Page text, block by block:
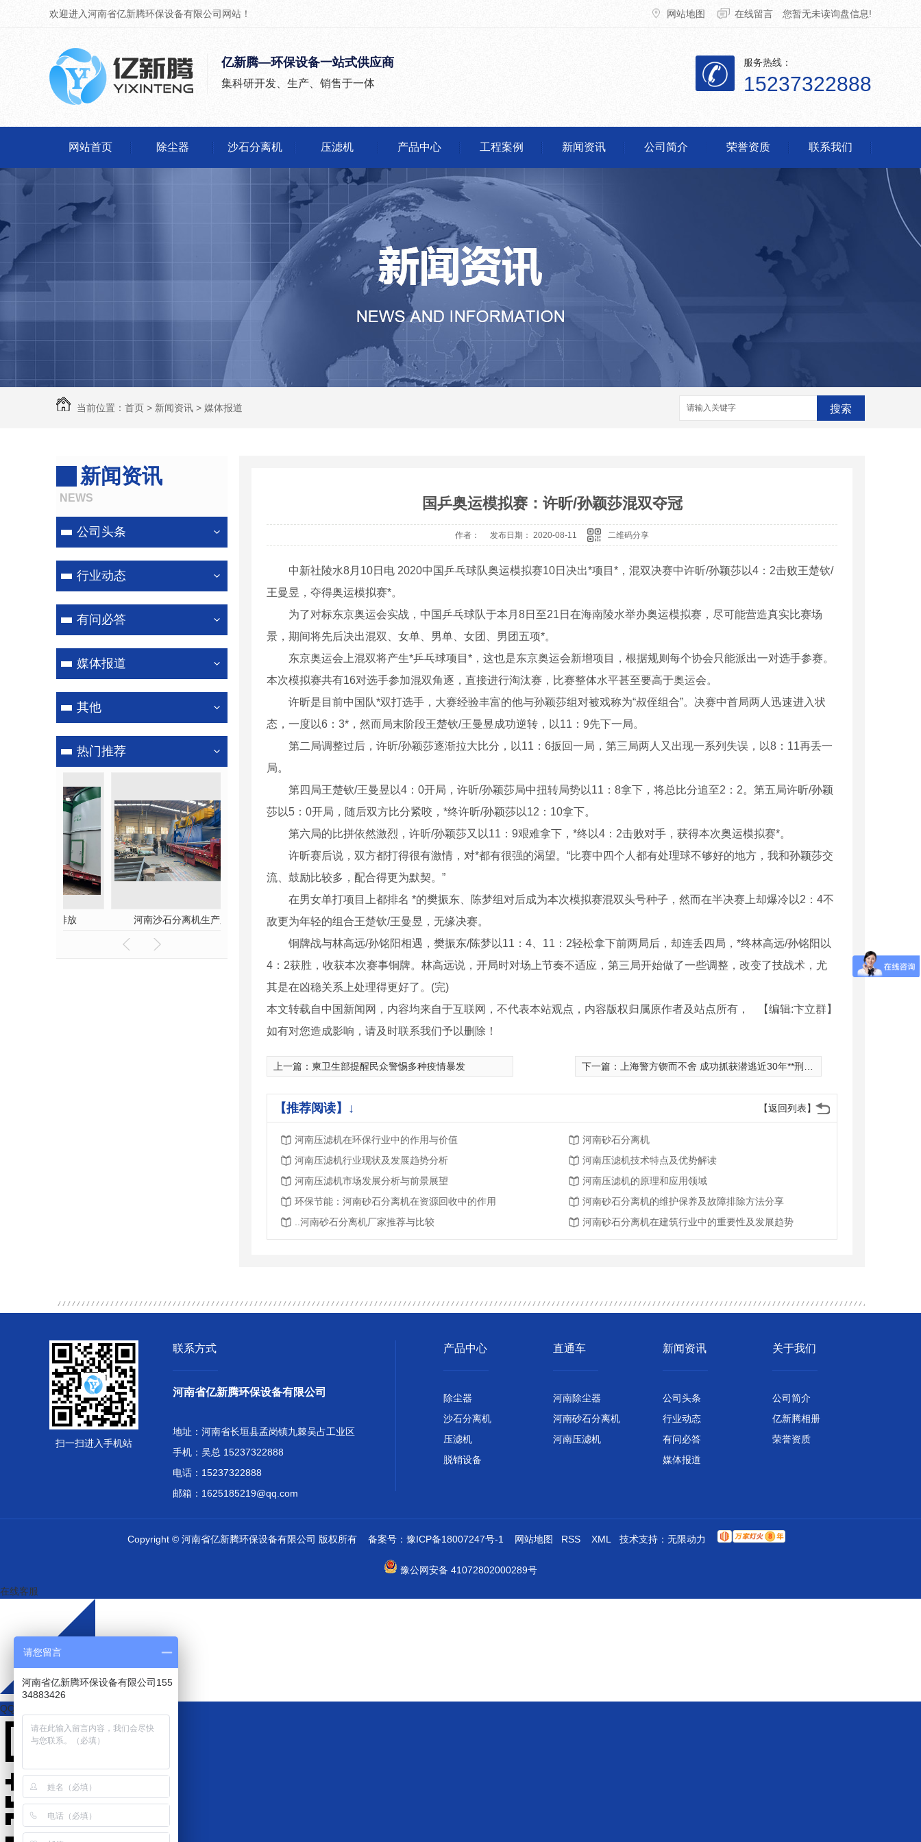
欢迎进入河南省亿新腾环保设备有限公司网站！ 您暂无未读询盘信息!
网站地图 在线留言
亿新腾—环保设备一站式供应商
集科研开发、生产、销售于一体
服务热线：
15237322888
网站首页 除尘器 沙石分离机 压滤机 产品中心
河南锅炉除尘器
河南除尘器
河南沙石分离机生产厂家
河南震动砂石分离机
河南砂石分离机价格
河南压滤机
河南脱销设备
洗轮机
工程案例 新闻资讯
行业动态
有问必答
媒体报道
公司简介 荣誉资质 联系我们
当前位置： 首页 > 新闻资讯 > 媒体报道 搜索
新闻资讯
NEWS
公司头条
行业动态
有问必答
媒体报道
其他
热门推荐
河南沙石分离机生产厂家 河南龙门洗车机生产厂家 除尘器
国乒奥运模拟赛：许昕/孙颖莎混双夺冠
作者： 发布日期： 2020-08-11 二维码分享
中新社陵水8月10日电 2020中国乒乓球队奥运模拟赛10日决出*项目*，混双决赛中许昕/孙颖莎以4：2击败王楚钦/
王曼昱，夺得奥运模拟赛*。
为了对标东京奥运会实战，中国乒乓球队于本月8日至21日在海南陵水举办奥运模拟赛，尽可能营造真实比赛场
景，期间将先后决出混双、女单、男单、女团、男团五项*。
东京奥运会上混双将产生*乒乓球项目*，这也是东京奥运会新增项目，根据规则每个协会只能派出一对选手参赛。
本次模拟赛共有16对选手参加混双角逐，直接进行淘汰赛，比赛整体水平甚至要高于奥运会。
许昕是目前中国队*双打选手，大赛经验丰富的他与孙颖莎组对被戏称为“叔侄组合”。决赛中首局两人迅速进入状
态，一度以6：3*，然而局末阶段王楚钦/王曼昱成功逆转，以11：9先下一局。
第二局调整过后，许昕/孙颖莎逐渐拉大比分，以11：6扳回一局，第三局两人又出现一系列失误，以8：11再丢一
局。
第四局王楚钦/王曼昱以4：0开局，许昕/孙颖莎局中扭转局势以11：8拿下，将总比分追至2：2。第五局许昕/孙颖
莎以5：0开局，随后双方比分紧咬，*终许昕/孙颖莎以12：10拿下。
第六局的比拼依然激烈，许昕/孙颖莎又以11：9艰难拿下，*终以4：2击败对手，获得本次奥运模拟赛*。
许昕赛后说，双方都打得很有激情，对*都有很强的渴望。“比赛中四个人都有处理球不够好的地方，我和孙颖莎交
流、鼓励比较多，配合得更为默契。”
在男女单打项目上都排名 *的樊振东、陈梦组对后成为本次模拟赛混双头号种子，然而在半决赛上却爆冷以2：4不
敌更为年轻的组合王楚钦/王曼昱，无缘决赛。
铜牌战与林高远/孙铭阳相遇，樊振东/陈梦以11：4、11：2轻松拿下前两局后，却连丢四局，*终林高远/孙铭阳以
4：2获胜，收获本次赛事铜牌。林高远说，开局时对场上节奏不适应，第三局开始做了一些调整，改变了技战术，尤
其是在凶稳关系上处理得更好了。(完)
【编辑:卞立群】
本文转载自中国新闻网，内容均来自于互联网，不代表本站观点，内容版权归属原作者及站点所有，
如有对您造成影响，请及时联系我们予以删除！
上一篇： 柬卫生部提醒民众警惕多种疫情暴发 下一篇： 上海警方锲而不舍 成功抓获潜逃近30年**刑事案件逃犯
【返回列表】
【推荐阅读】↓
河南压滤机在环保行业中的作用与价值
河南砂石分离机
河南压滤机行业现状及发展趋势分析
河南压滤机技术特点及优势解读
河南压滤机市场发展分析与前景展望
河南压滤机的原理和应用领域
环保节能：河南砂石分离机在资源回收中的作用
河南砂石分离机的维护保养及故障排除方法分享
..河南砂石分离机厂家推荐与比较
河南砂石分离机在建筑行业中的重要性及发展趋势
扫一扫进入手机站
联系方式
河南省亿新腾环保设备有限公司
地址：河南省长垣县孟岗镇九棘吴占工业区
手机：吴总 15237322888
电话：15237322888
邮箱：1625185219@qq.com
产品中心
除尘器
沙石分离机
压滤机
脱销设备
直通车
河南除尘器
河南砂石分离机
河南压滤机
新闻资讯
公司头条
行业动态
有问必答
媒体报道
关于我们
公司简介
亿新腾相册
荣誉资质
Copyright © 河南省亿新腾环保设备有限公司 版权所有 备案号： 豫ICP备18007247号-1 网站地图 RSS XML 技术支持： 无限动力
豫公网安备 41072802000289号
在线客服
QQ咨询
请您留言
河南省亿新腾环保设备有限公司155
34883426